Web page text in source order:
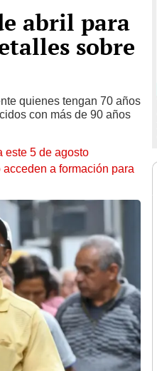
abril para
sobre
quienes tengan 70 años
con más de 90 años
este 5 de agosto
a formación para